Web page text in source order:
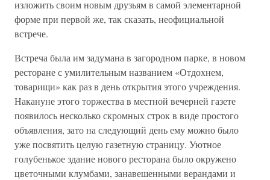
изложить своим новым друзьям в самой элементарной
форме при первой же, так сказать, неофициальной
встрече.
Встреча была им задумана в загородном парке, в новом
ресторане с умилительным названием «Отдохнем,
товарищи» как раз в день открытия этого учреждения.
Накануне этого торжества в местной вечерней газете
появилось несколько скромных строк в виде простого
объявления, зато на следующий день ему можно было
уже посвятить целую газетную страницу. Уютное
голубенькое здание нового ресторана было окружено
цветочными клумбами, занавешенными верандами и